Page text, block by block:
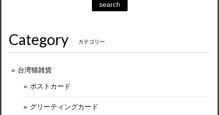
search
Category カテゴリー
台湾猫雑貨
ポストカード
グリーティングカード